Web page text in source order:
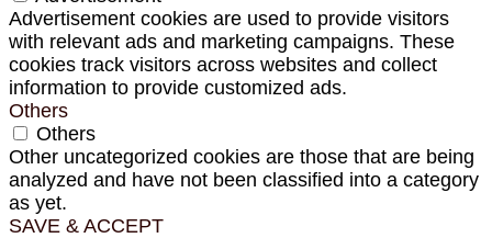
Advertisement cookies are used to provide visitors
with relevant ads and marketing campaigns. These
cookies track visitors across websites and collect
information to provide customized ads.
Others
Others
Other uncategorized cookies are those that are being
analyzed and have not been classified into a category
as yet.
SAVE & ACCEPT